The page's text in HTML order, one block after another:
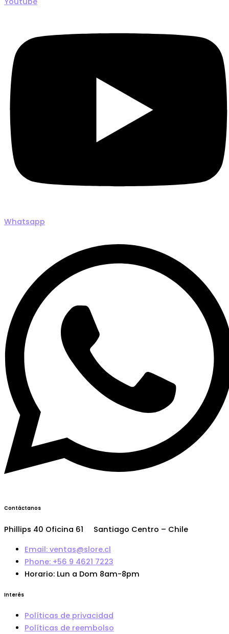
Whatsapp
Contáctanos
Phillips 40 Oficina 61 Santiago Centro – Chile
Email: ventas@slore.cl
Phone: +56 9 4621 7223
Horario: Lun a Dom 8am-8pm
Interés
Políticas de privacidad
Políticas de reembolso